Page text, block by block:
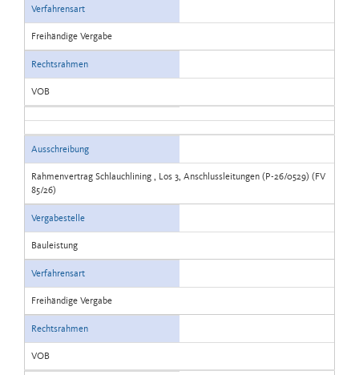
Verfahrensart
Freihändige Vergabe
Rechtsrahmen
VOB
Ausschreibung
Rahmenvertrag Schlauchlining , Los 3, Anschlussleitungen (P-26/0529) (FV
85/26)
Vergabestelle
Bauleistung
Verfahrensart
Freihändige Vergabe
Rechtsrahmen
VOB